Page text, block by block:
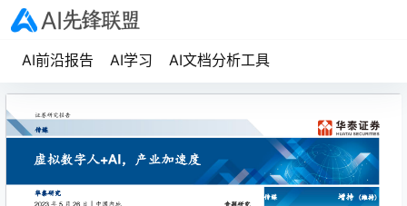
AI前沿报告 AI学习 AI文档分析工具